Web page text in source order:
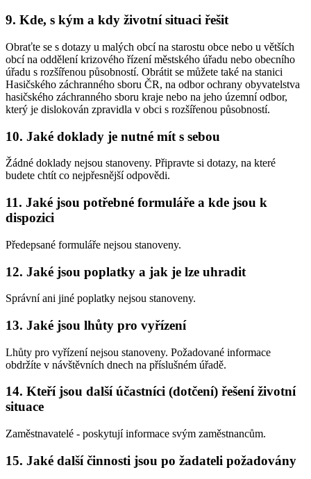
9. Kde, s kým a kdy životní situaci řešit
Obraťte se s dotazy u malých obcí na starostu obce nebo u větších
obcí na oddělení krizového řízení městského úřadu nebo obecního
úřadu s rozšířenou působností. Obrátit se můžete také na stanici
Hasičského záchranného sboru ČR, na odbor ochrany obyvatelstva
hasičského záchranného sboru kraje nebo na jeho územní odbor,
který je dislokován zpravidla v obci s rozšířenou působností.
10. Jaké doklady je nutné mít s sebou
Žádné doklady nejsou stanoveny. Připravte si dotazy, na které
budete chtít co nejpřesnější odpovědi.
11. Jaké jsou potřebné formuláře a kde jsou k
dispozici
Předepsané formuláře nejsou stanoveny.
12. Jaké jsou poplatky a jak je lze uhradit
Správní ani jiné poplatky nejsou stanoveny.
13. Jaké jsou lhůty pro vyřízení
Lhůty pro vyřízení nejsou stanoveny. Požadované informace
obdržíte v návštěvních dnech na příslušném úřadě.
14. Kteří jsou další účastníci (dotčení) řešení životní
situace
Zaměstnavatelé - poskytují informace svým zaměstnancům.
15. Jaké další činnosti jsou po žadateli požadovány